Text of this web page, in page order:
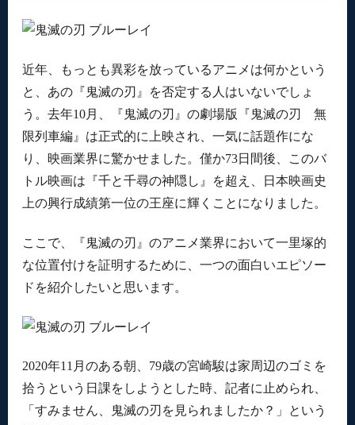
近年、もっとも異彩を放っているアニメは何かという
と、あの『鬼滅の刃』を否定する人はいないでしょ
う。去年10月、『鬼滅の刃』の劇場版『鬼滅の刃 無
限列車編』は正式的に上映され、一気に話題作にな
り、映画業界に驚かせました。僅か73日間後、このバ
トル映画は『千と千尋の神隠し』を超え、日本映画史
上の興行成績第一位の王座に輝くことになりました。
ここで、『鬼滅の刃』のアニメ業界において一里塚的
な位置付けを証明するために、一つの面白いエピソー
ドを紹介したいと思います。
2020年11月のある朝、79歳の宮崎駿は家周辺のゴミを
拾うという日課をしようとした時、記者に止められ、
「すみません、鬼滅の刃を見られましたか？」という